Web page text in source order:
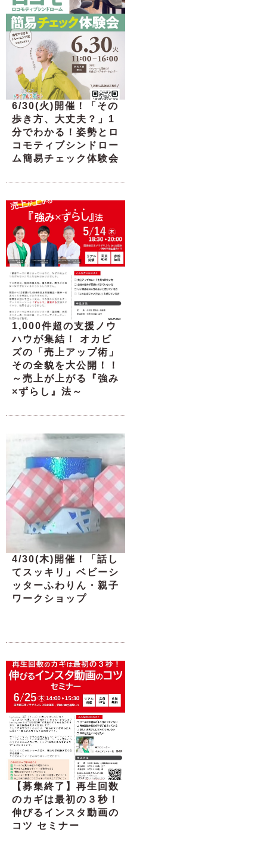
6/30(火)開催！「その
歩き方、大丈夫？」1
分でわかる！姿勢とロ
コモティブシンドロー
ム簡易チェック体験会
1,000件超の支援ノウ
ハウが集結！ オカビ
ズの「売上アップ術」
その全貌を大公開！！
～売上が上がる『強み
×ずらし』法～
4/30(木)開催！「話し
てスッキリ」ベビーシ
ッターふわりん・親子
ワークショップ
【募集終了】再生回数
のカギは最初の３秒！
伸びるインスタ動画の
コツ セミナー